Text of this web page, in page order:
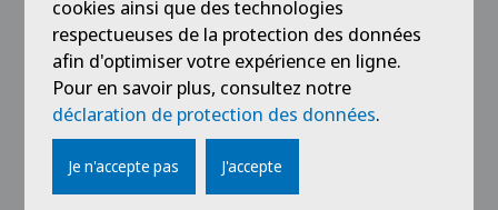
1993
Fellowship, recherche dans le domaine du
glaucome et uvéite, Doheney Eye Institute et
Université de la Californie du sud, Los Angeles,
USA
cookies ainsi que des technologies
respectueuses de la protection des données
afin d'optimiser votre expérience en ligne.
Pour en savoir plus, consultez notre
déclaration de protection des données.
Je n'accepte pas J'accepte